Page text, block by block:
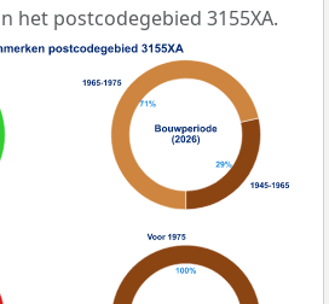
het postcodegebied 3155XA.